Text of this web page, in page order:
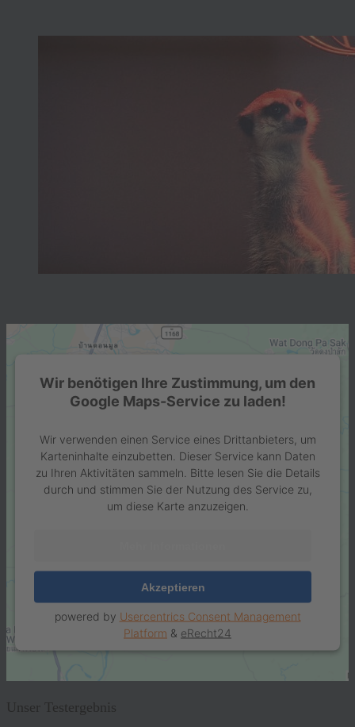
Wir benötigen Ihre Zustimmung, um den
Google Maps-Service zu laden!
Wir verwenden einen Service eines Drittanbieters, um
Karteninhalte einzubetten. Dieser Service kann Daten
zu Ihren Aktivitäten sammeln. Bitte lesen Sie die Details
durch und stimmen Sie der Nutzung des Service zu,
um diese Karte anzuzeigen.
Akzeptieren
powered by Usercentrics Consent Management
Platform & eRecht24
Unser Testergebnis